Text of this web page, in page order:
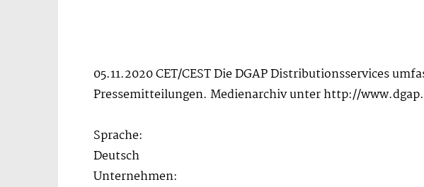
05.11.2020 CET/CEST Die DGAP Distributionsservices
Pressemitteilungen. Medienarchiv unter http://
Sprache:
Deutsch
Unternehmen: